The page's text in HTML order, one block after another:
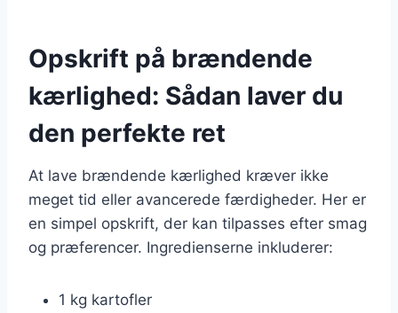
Opskrift på brændende
kærlighed: Sådan laver du
den perfekte ret
At lave brændende kærlighed kræver ikke
meget tid eller avancerede færdigheder. Her er
en simpel opskrift, der kan tilpasses efter smag
og præferencer. Ingredienserne inkluderer:
1 kg kartofler